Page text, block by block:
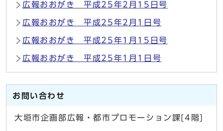
広報おおがき 平成25年2月15日号
広報おおがき 平成25年2月1日号
広報おおがき 平成25年1月15日号
広報おおがき 平成25年1月1日号
お問い合わせ
大垣市企画部広報・都市プロモーション課[4階]